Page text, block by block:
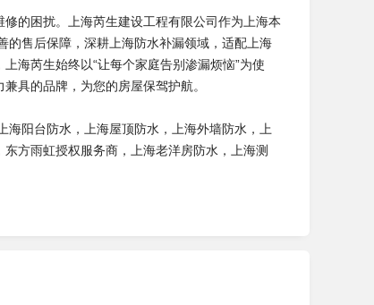
的困扰。上海芮生建设工程有限公司作为上海本
的售后保障，深耕上海防水补漏领域，适配上海
海芮生始终以“让每个家庭告别渗漏烦恼”为使
具的品牌，为您的房屋保驾护航。
海阳台防水，上海屋顶防水，上海外墙防水，上
方雨虹授权服务商，上海老洋房防水，上海测